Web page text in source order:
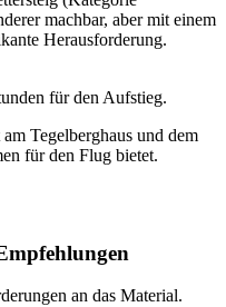
machbar, aber mit einem
Herausforderung.
für den Aufstieg.
Tegelberghaus und dem
für den Flug bietet.
an das Material.